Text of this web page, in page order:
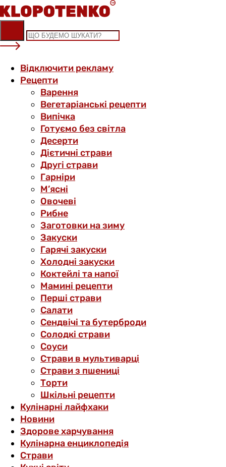
Skip
to
content
Відключити рекламу
Рецепти
Варення
Вегетаріанські рецепти
Випічка
Готуємо без світла
Десерти
Дієтичні страви
Другі страви
Гарніри
М’ясні
Овочеві
Рибне
Заготовки на зиму
Закуски
Гарячі закуски
Холодні закуски
Коктейлі та напої
Мамині рецепти
Перші страви
Салати
Сендвічі та бутерброди
Солодкі страви
Соуси
Страви в мультиварці
Страви з пшениці
Торти
Шкільні рецепти
Кулінарні лайфхаки
Новини
Здорове харчування
Кулінарна енциклопедія
Страви